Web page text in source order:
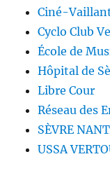
Ciné-
Cyclo Club
École de
Hôpital de
Libre Cour
Réseau des
SÈVRE
USSA